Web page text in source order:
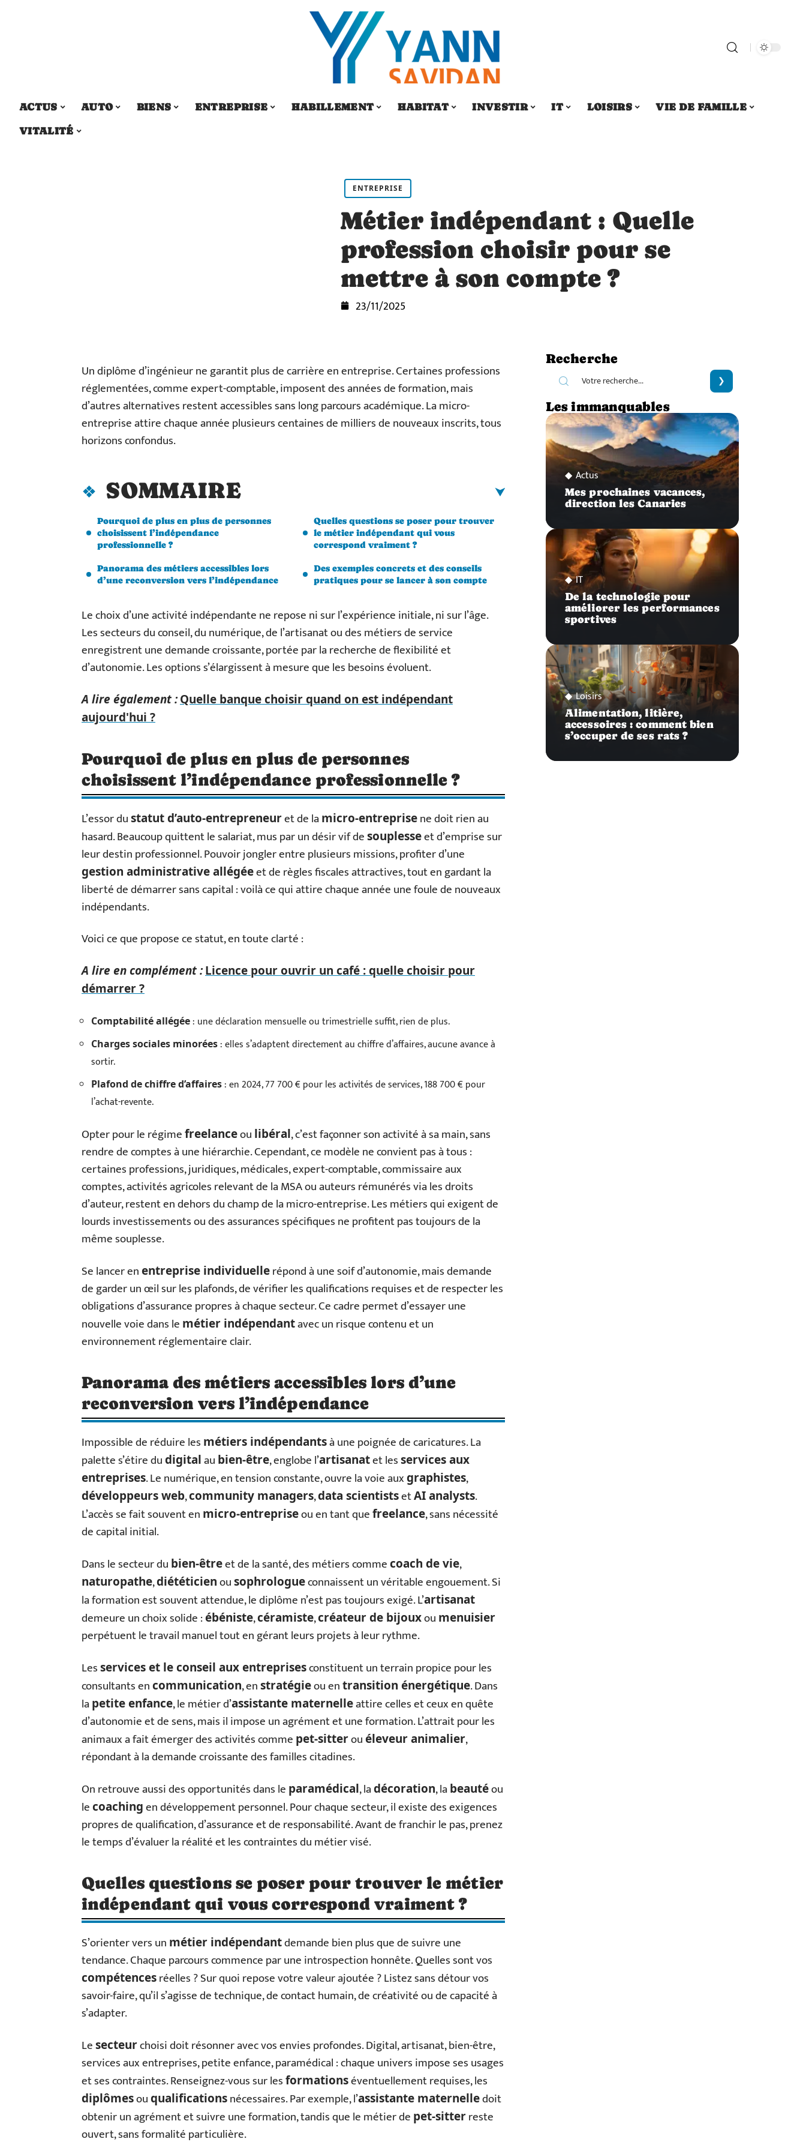
ACTUS AUTO BIENS ENTREPRISE HABILLEMENT HABITAT INVESTIR IT LOISIRS
VIE DE FAMILLE
VITALITÉ
ENTREPRISE
Métier indépendant : Quelle
profession choisir pour se
mettre à son compte ?
23/11/2025
Un diplôme d’ingénieur ne garantit plus de carrière en entreprise. Certaines professions
réglementées, comme expert-comptable, imposent des années de formation, mais
d’autres alternatives restent accessibles sans long parcours académique. La micro-
entreprise attire chaque année plusieurs centaines de milliers de nouveaux inscrits, tous
horizons confondus.
SOMMAIRE
Pourquoi de plus en plus de personnes
choisissent l’indépendance
professionnelle ?
Panorama des métiers accessibles lors
d’une reconversion vers l’indépendance
Quelles questions se poser pour trouver
le métier indépendant qui vous
correspond vraiment ?
Des exemples concrets et des conseils
pratiques pour se lancer à son compte
Le choix d’une activité indépendante ne repose ni sur l’expérience initiale, ni sur l’âge.
Les secteurs du conseil, du numérique, de l’artisanat ou des métiers de service
enregistrent une demande croissante, portée par la recherche de flexibilité et
d’autonomie. Les options s’élargissent à mesure que les besoins évoluent.
A lire également :Quelle banque choisir quand on est indépendant
aujourd'hui ?
Pourquoi de plus en plus de personnes
choisissent l’indépendance professionnelle ?
L’essor dustatut d’auto-entrepreneuret de lamicro-entreprisene doit rien au
hasard. Beaucoup quittent le salariat, mus par un désir vif desouplesseet d’emprise sur
leur destin professionnel. Pouvoir jongler entre plusieurs missions, profiter d’une
gestion administrative allégéeet de règles fiscales attractives, tout en gardant la
liberté de démarrer sans capital : voilà ce qui attire chaque année une foule de nouveaux
indépendants.
Voici ce que propose ce statut, en toute clarté :
A lire en complément :Licence pour ouvrir un café : quelle choisir pour
démarrer ?
Comptabilité allégée : une déclaration mensuelle ou trimestrielle suffit, rien de plus.
Charges sociales minorées : elles s’adaptent directement au chiffre d’affaires, aucune avance à
sortir.
Plafond de chiffre d’affaires : en 2024, 77 700 € pour les activités de services, 188 700 € pour
l’achat-revente.
Opter pour le régimefreelanceou libéral, c’est façonner son activité à sa main, sans
rendre de comptes à une hiérarchie. Cependant, ce modèle ne convient pas à tous :
certaines professions, juridiques, médicales, expert-comptable, commissaire aux
comptes, activités agricoles relevant de la MSA ou auteurs rémunérés via les droits
d’auteur, restent en dehors du champ de la micro-entreprise. Les métiers qui exigent de
lourds investissements ou des assurances spécifiques ne profitent pas toujours de la
même souplesse.
Se lancer enentreprise individuellerépond à une soif d’autonomie, mais demande
de garder un œil sur les plafonds, de vérifier les qualifications requises et de respecter les
obligations d’assurance propres à chaque secteur. Ce cadre permet d’essayer une
nouvelle voie dans le métier indépendantavec un risque contenu et un
environnement réglementaire clair.
Panorama des métiers accessibles lors d’une
reconversion vers l’indépendance
Impossible de réduire les métiers indépendantsà une poignée de caricatures. La
palette s’étire dudigitalau bien-être, englobe l’artisanatet lesservices aux
entreprises. Le numérique, en tension constante, ouvre la voie auxgraphistes,
développeurs web,community managers,data scientistsetAI analysts.
L’accès se fait souvent en micro-entrepriseou en tant quefreelance, sans nécessité
de capital initial.
Dans le secteur du bien-êtreet de la santé, des métiers commecoach de vie,
naturopathe,diététicienousophrologueconnaissent un véritable engouement. Si
la formation est souvent attendue, le diplôme n’est pas toujours exigé. L’artisanat
demeure un choix solide :ébéniste,céramiste,créateur de bijouxou menuisier
perpétuent le travail manuel tout en gérant leurs projets à leur rythme.
Lesservices et le conseil aux entreprisesconstituent un terrain propice pour les
consultants encommunication, enstratégieou entransition énergétique. Dans
lapetite enfance, le métier d’assistante maternelleattire celles et ceux en quête
d’autonomie et de sens, mais il impose un agrément et une formation. L’attrait pour les
animaux a fait émerger des activités comme pet-sitterouéleveur animalier,
répondant à la demande croissante des familles citadines.
On retrouve aussi des opportunités dans le paramédical, ladécoration, labeautéou
lecoachingen développement personnel. Pour chaque secteur, il existe des exigences
propres de qualification, d’assurance et de responsabilité. Avant de franchir le pas, prenez
le temps d’évaluer la réalité et les contraintes du métier visé.
Quelles questions se poser pour trouver le métier
indépendant qui vous correspond vraiment ?
S’orienter vers un métier indépendantdemande bien plus que de suivre une
tendance. Chaque parcours commence par une introspection honnête. Quelles sont vos
compétencesréelles ? Sur quoi repose votre valeur ajoutée ? Listez sans détour vos
savoir-faire, qu’il s’agisse de technique, de contact humain, de créativité ou de capacité à
s’adapter.
Lesecteurchoisi doit résonner avec vos envies profondes. Digital, artisanat, bien-être,
services aux entreprises, petite enfance, paramédical : chaque univers impose ses usages
et ses contraintes. Renseignez-vous sur lesformationséventuellement requises, les
diplômesouqualificationsnécessaires. Par exemple, l’assistante maternelledoit
obtenir un agrément et suivre une formation, tandis que le métier de pet-sitterreste
ouvert, sans formalité particulière.
Recherche
Les immanquables
Actus
Mes prochaines vacances,
direction les Canaries
IT
De la technologie pour
améliorer les performances
sportives
Loisirs
Alimentation, litière,
accessoires : comment bien
s’occuper de ses rats ?